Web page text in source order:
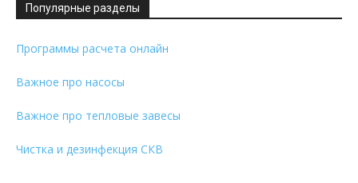
Популярные разделы
Программы расчета онлайн
Важное про насосы
Важное про тепловые завесы
Чистка и дезинфекция СКВ